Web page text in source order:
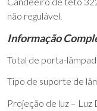
não regulável.
Informação
Total de porta-
Tipo de suporte de
Projeção de luz – Luz